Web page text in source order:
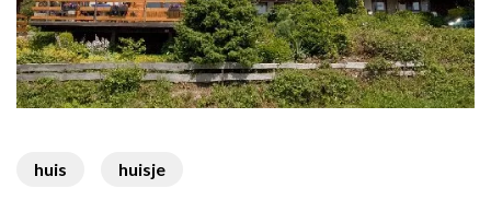
huis huisje